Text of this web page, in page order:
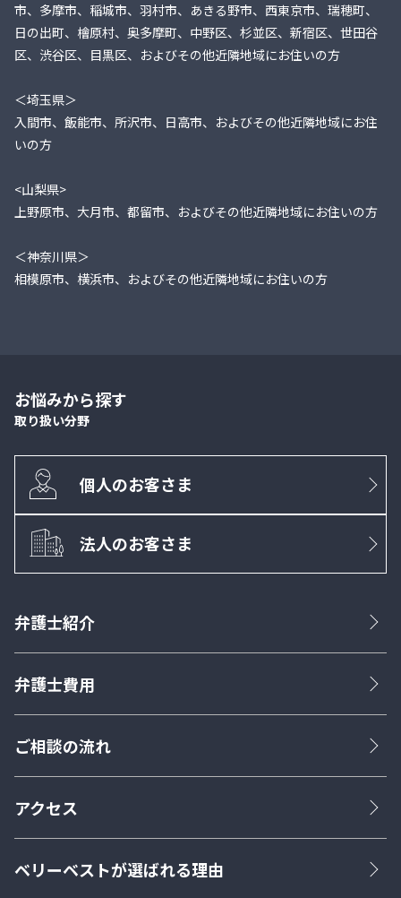
市、多摩市、稲城市、羽村市、あきる野市、西東京市、瑞穂町、
日の出町、檜原村、奥多摩町、中野区、杉並区、新宿区、世田谷
区、渋谷区、目黒区、およびその他近隣地域にお住いの方
＜埼玉県＞
入間市、飯能市、所沢市、日高市、およびその他近隣地域にお住
いの方
<山梨県>
上野原市、大月市、都留市、およびその他近隣地域にお住いの方
＜神奈川県＞
相模原市、横浜市、およびその他近隣地域にお住いの方
お悩みから探す
取り扱い分野
個人のお客さま
法人のお客さま
弁護士紹介
弁護士費用
ご相談の流れ
アクセス
ベリーベストが選ばれる理由